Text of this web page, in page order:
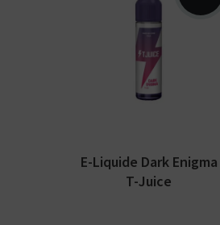
Arômes : cassis, litchi,
fraicheur. E-liquide T-
Juice. Disponible en 50
ml sans nicotine pour
E-Liquide Dark Enigma
T-Juice